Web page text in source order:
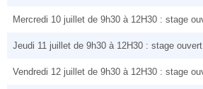
Mercredi 10 juillet de 9h30 à 12H30 : stage
Jeudi 11 juillet de 9h30 à 12H30 : stage
Vendredi 12 juillet de 9h30 à 12H30 : stage